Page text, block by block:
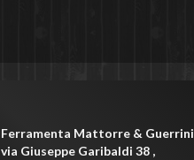
Ferramenta Mattorre & Guerrini
via Giuseppe Garibaldi 38 ,